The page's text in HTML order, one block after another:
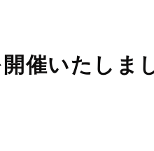
開催いたし